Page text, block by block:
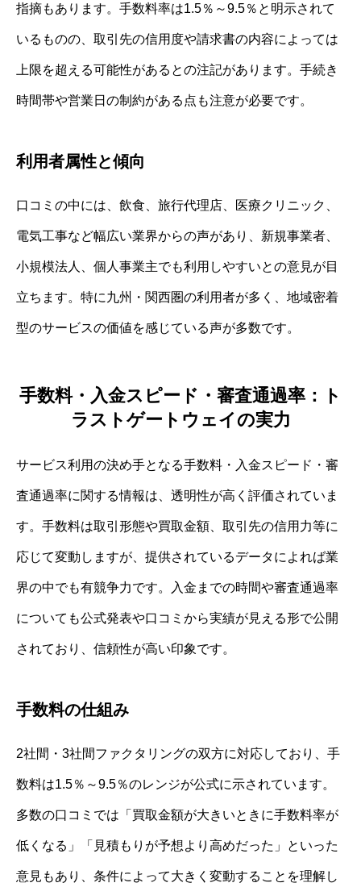
指摘もあります。手数料率は1.5％～9.5％と明示されて
いるものの、取引先の信用度や請求書の内容によっては
上限を超える可能性があるとの注記があります。手続き
時間帯や営業日の制約がある点も注意が必要です。
利用者属性と傾向
口コミの中には、飲食、旅行代理店、医療クリニック、
電気工事など幅広い業界からの声があり、新規事業者、
小規模法人、個人事業主でも利用しやすいとの意見が目
立ちます。特に九州・関西圏の利用者が多く、地域密着
型のサービスの価値を感じている声が多数です。
手数料・入金スピード・審査通過率：ト
ラストゲートウェイの実力
サービス利用の決め手となる手数料・入金スピード・審
査通過率に関する情報は、透明性が高く評価されていま
す。手数料は取引形態や買取金額、取引先の信用力等に
応じて変動しますが、提供されているデータによれば業
界の中でも有競争力です。入金までの時間や審査通過率
についても公式発表や口コミから実績が見える形で公開
されており、信頼性が高い印象です。
手数料の仕組み
2社間・3社間ファクタリングの双方に対応しており、手
数料は1.5％～9.5％のレンジが公式に示されています。
多数の口コミでは「買取金額が大きいときに手数料率が
低くなる」「見積もりが予想より高めだった」といった
意見もあり、条件によって大きく変動することを理解し